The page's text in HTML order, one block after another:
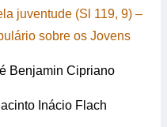
juventude (Sl 119, 9) –
sobre os Jovens
Benjamin Cipriano
Inácio Flach